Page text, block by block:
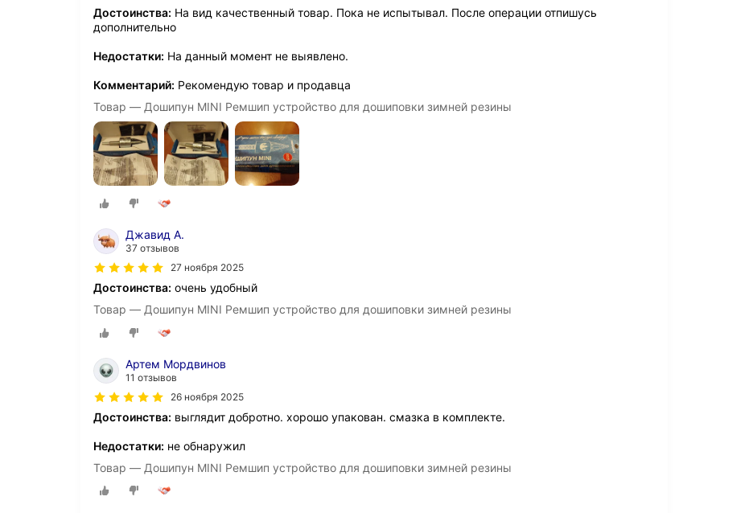
Достоинства: На вид качественный товар. Пока не испытывал. После операции отпишусь
дополнительно
Недостатки: На данный момент не выявлено.
Комментарий: Рекомендую товар и продавца
Товар — Дошипун MINI Ремшип устройство для дошиповки зимней резины
Джавид А.
37 отзывов
27 ноября 2025
Достоинства: очень удобный
Товар — Дошипун MINI Ремшип устройство для дошиповки зимней резины
Артем Мордвинов
11 отзывов
26 ноября 2025
Достоинства: выглядит добротно. хорошо упакован. смазка в комплекте.
Недостатки: не обнаружил
Товар — Дошипун MINI Ремшип устройство для дошиповки зимней резины